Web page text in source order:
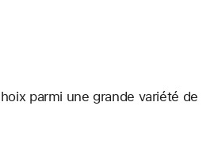
parmi une grande variété de